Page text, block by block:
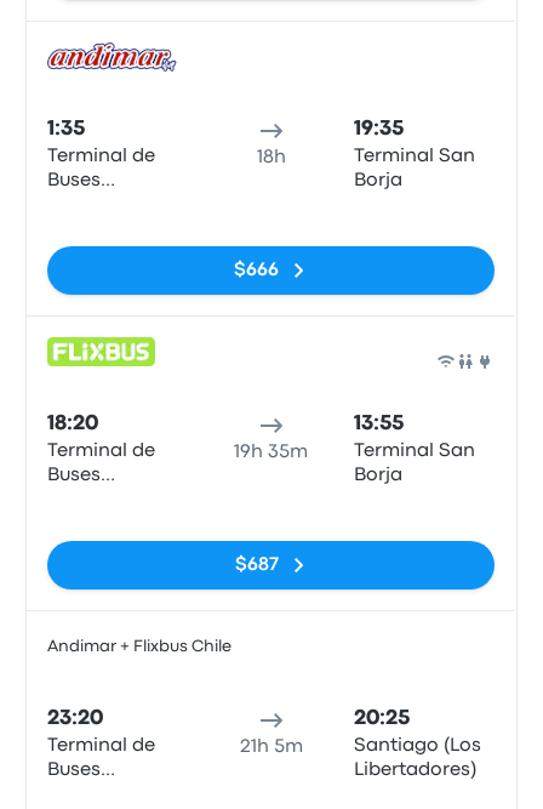
1:35
Terminal de
Buses
Cavada)
18h
19:35
Terminal San
Borja
$666
18:20
Terminal de
Buses
Cavada)
19h 35m
13:55
Terminal San
Borja
$687
Andimar + Flixbus Chile
23:20
Terminal de
Buses
21h 5m
20:25
Santiago (Los
Libertadores)